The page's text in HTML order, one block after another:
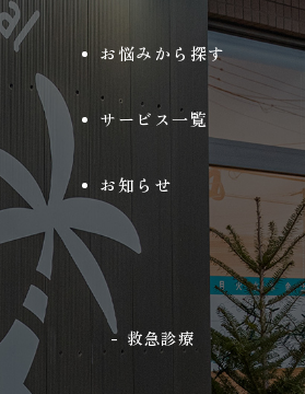
お悩みから探す
サービス一覧
お知らせ
救急診療